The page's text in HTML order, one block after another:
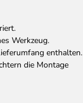
Werkzeug.
enthalten.
die Montage